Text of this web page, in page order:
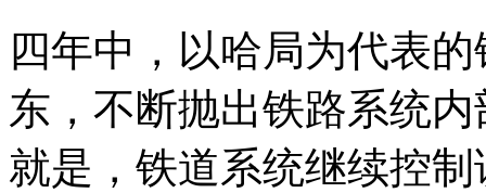
四年中，以哈局为代表
东，不断抛出铁路系统
就是，铁道系统继续控